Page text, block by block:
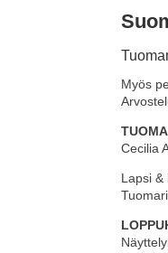
Myös
Cecilia
Lapsi &